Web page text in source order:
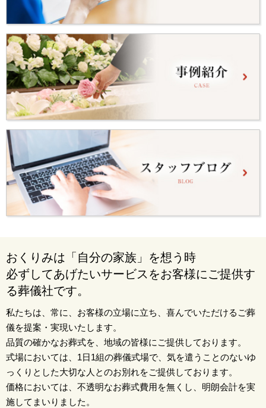
おくりみは「自分の家族」を想う時
必ずしてあげたいサービスをお客様にご提供す
る葬儀社です。
私たちは、常に、お客様の立場に立ち、喜んでいただけるご葬
儀を提案・実現いたします。
品質の確かなお葬式を、地域の皆様にご提供しております。
式場においては、1日1組の葬儀式場で、気を遣うことのないゆ
っくりとした大切な人とのお別れをご提供しております。
価格においては、不透明なお葬式費用を無くし、明朗会計を実
施してまいりました。